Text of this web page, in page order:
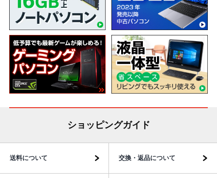
ショッピングガイド
送料について 交換・返品について